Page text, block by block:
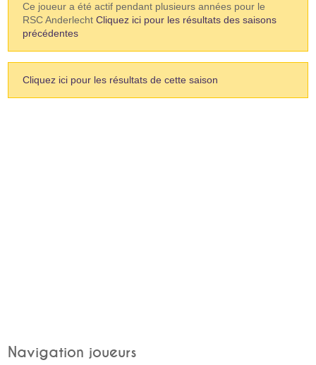
Ce joueur a été actif pendant plusieurs années pour le
RSC AnderlechtCliquez ici pour les résultats des saisons
précédentes
Cliquez ici pour les résultats de cette saison
Navigation joueurs